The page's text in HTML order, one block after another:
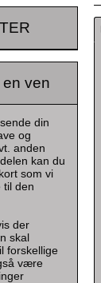
ven
din
og
anden
kan du
som vi
til den
der
skal
forskellige
være